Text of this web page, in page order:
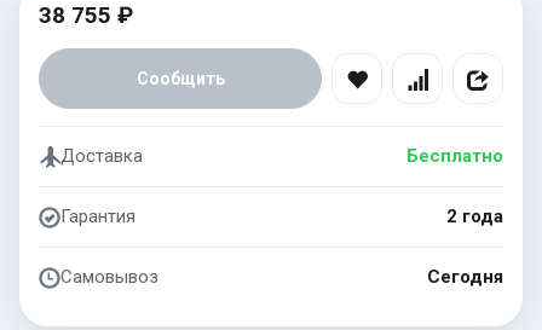
38 755 ₽
Сообщить
Доставка Бесплатно
Гарантия 2 года
Самовывоз Сегодня